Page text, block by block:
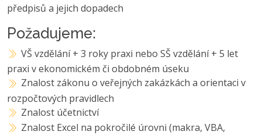
předpisů a jejich dopadech
Požadujeme:
VŠ vzdělání + 3 roky praxi nebo SŠ vzdělání + 5 let
praxi v ekonomickém či obdobném úseku
Znalost zákonu o veřejných zakázkách a orientaci v
rozpočtových pravidlech
Znalost účetnictví
Znalost Excel na pokročilé úrovni (makra, VBA,